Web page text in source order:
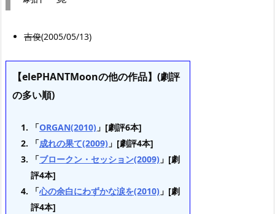
吉俊(2005/05/13)
【elePHANTMoonの他の作品】(劇評
の多い順)
「ORGAN(2010) 」[劇評6本]
「成れの果て(2009) 」[劇評4本]
「ブロークン・セッション(2009) 」[劇
評4本]
「心の余白にわずかな涙を(2010) 」[劇
評4本]